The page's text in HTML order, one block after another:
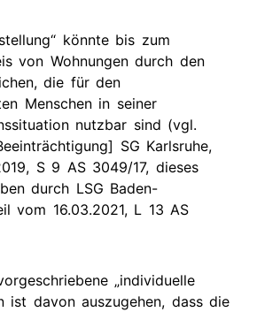
könnte bis zum
von Wohnungen durch den
die für den
Menschen in seiner
nutzbar sind (vgl.
SG Karlsruhe,
S 9 AS 3049/17, dieses
durch LSG Baden-
vom 16.03.2021, L 13 AS
„individuelle
ist davon auszugehen, dass die